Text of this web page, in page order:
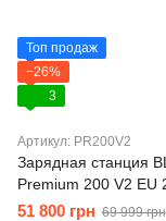
Топ продаж
−26%
3
Артикул: PR200V2
Зарядная станция
Premium 200 V2 EU
2073,6Wh
51 800 грн 69 999 грн